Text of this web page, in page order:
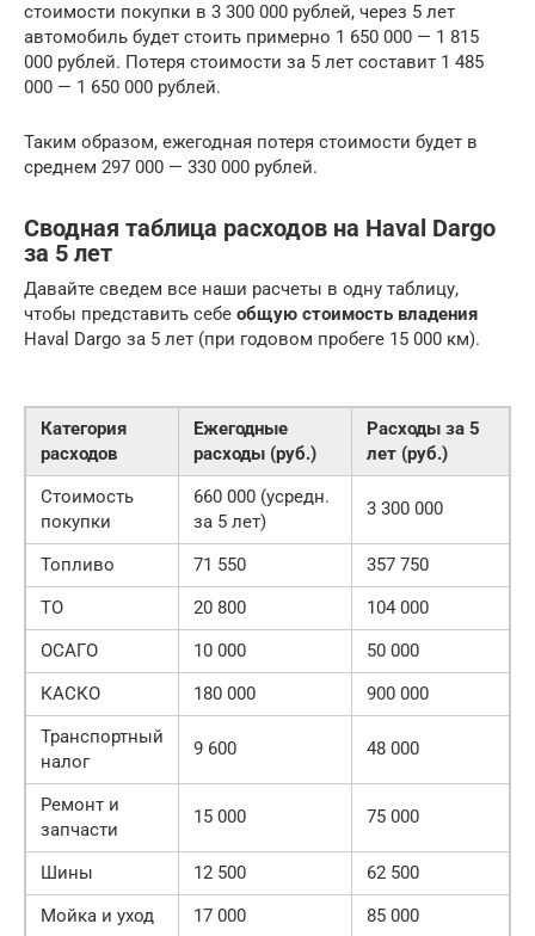
стоимости покупки в 3 300 000 рублей, через 5 лет
автомобиль будет стоить примерно 1 650 000 — 1 815
000 рублей. Потеря стоимости за 5 лет составит 1 485
000 — 1 650 000 рублей.
Таким образом, ежегодная потеря стоимости будет в
среднем 297 000 — 330 000 рублей.
Сводная таблица расходов на Haval Dargo
за 5 лет
Давайте сведем все наши расчеты в одну таблицу,
чтобы представить себе общую стоимость владения
Haval Dargo за 5 лет (при годовом пробеге 15 000 км).
Категория
расходов
Ежегодные
расходы (руб.)
Расходы за 5
лет (руб.)
Стоимость
покупки
660 000 (усредн.
за 5 лет)
3 300 000
Топливо 71 550
357 750
ТО
20 800
104 000
ОСАГО
10 000
50 000
КАСКО
180 000
900 000
Транспортный
налог
9 600 48 000
Ремонт и
запчасти
15 000 75 000
Шины 12 500
62 500
Мойка и уход
17 000 85 000